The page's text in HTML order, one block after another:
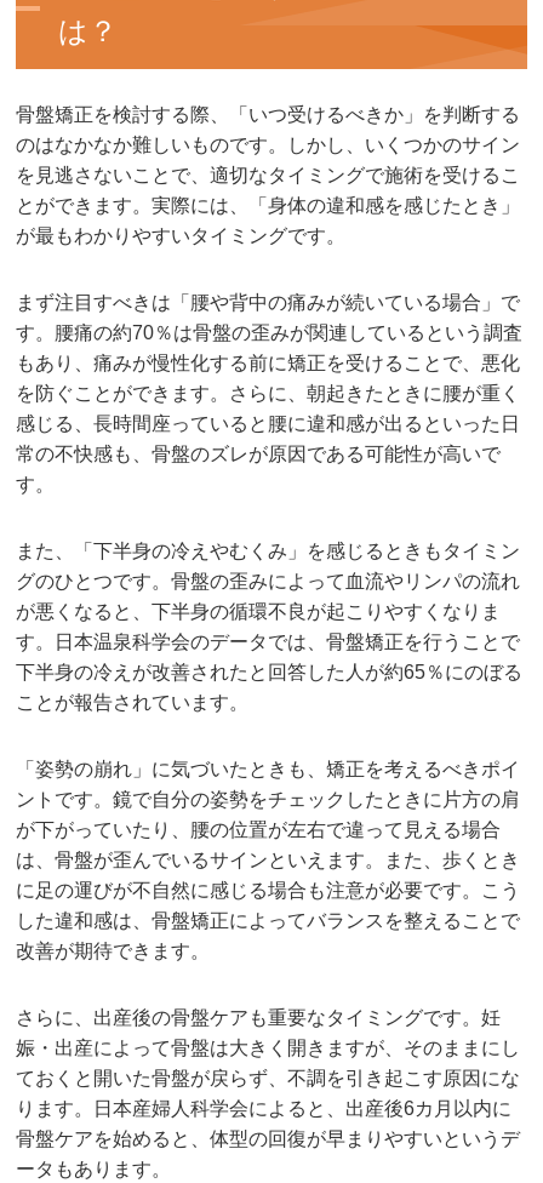
は？
骨盤矯正を検討する際、「いつ受けるべきか」を判断する
のはなかなか難しいものです。しかし、いくつかのサイン
を見逃さないことで、適切なタイミングで施術を受けるこ
とができます。実際には、「身体の違和感を感じたとき」
が最もわかりやすいタイミングです。
まず注目すべきは「腰や背中の痛みが続いている場合」で
す。腰痛の約70％は骨盤の歪みが関連しているという調査
もあり、痛みが慢性化する前に矯正を受けることで、悪化
を防ぐことができます。さらに、朝起きたときに腰が重く
感じる、長時間座っていると腰に違和感が出るといった日
常の不快感も、骨盤のズレが原因である可能性が高いで
す。
また、「下半身の冷えやむくみ」を感じるときもタイミン
グのひとつです。骨盤の歪みによって血流やリンパの流れ
が悪くなると、下半身の循環不良が起こりやすくなりま
す。日本温泉科学会のデータでは、骨盤矯正を行うことで
下半身の冷えが改善されたと回答した人が約65％にのぼる
ことが報告されています。
「姿勢の崩れ」に気づいたときも、矯正を考えるべきポイ
ントです。鏡で自分の姿勢をチェックしたときに片方の肩
が下がっていたり、腰の位置が左右で違って見える場合
は、骨盤が歪んでいるサインといえます。また、歩くとき
に足の運びが不自然に感じる場合も注意が必要です。こう
した違和感は、骨盤矯正によってバランスを整えることで
改善が期待できます。
さらに、出産後の骨盤ケアも重要なタイミングです。妊
娠・出産によって骨盤は大きく開きますが、そのままにし
ておくと開いた骨盤が戻らず、不調を引き起こす原因にな
ります。日本産婦人科学会によると、出産後6カ月以内に
骨盤ケアを始めると、体型の回復が早まりやすいというデ
ータもあります。